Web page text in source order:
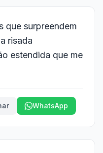
que surpreendem
risada
estendida que me
WhatsApp